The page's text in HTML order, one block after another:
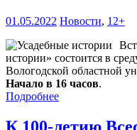
01.05.2022 Новости, 12+
истории» состоится в
Вологодской областной
Начало в 16 часов.
Подробнее